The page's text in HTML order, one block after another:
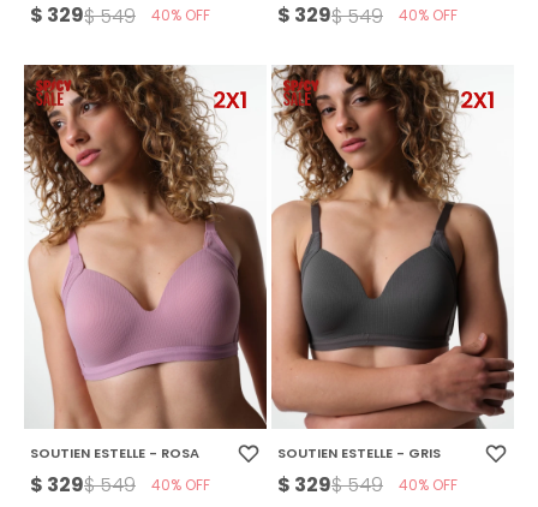
$ 329$549 40 $ 329$549 40
SOUTIEN ESTELLE - ROSA
$ 329$549 40
SOUTIEN ESTELLE - GRIS
$ 329$549 40